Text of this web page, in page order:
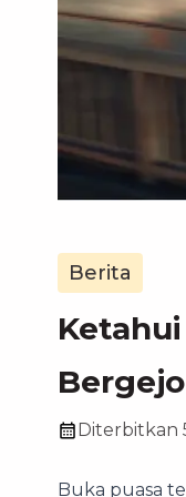
Berita
Diterbitkan
Buka puasa